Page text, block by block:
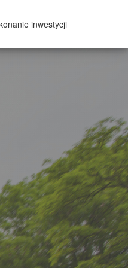
inwestycji